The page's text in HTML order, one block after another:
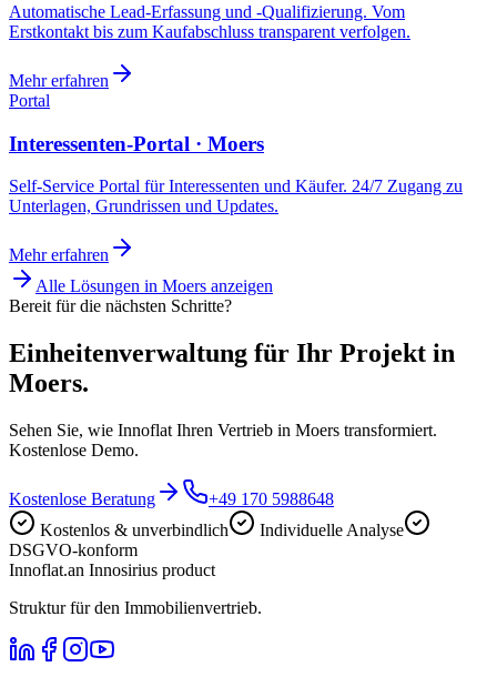
Automatische Lead-Erfassung und -Qualifizierung. Vom
Erstkontakt bis zum Kaufabschluss transparent verfolgen.
Mehr erfahren
Portal
Interessenten-Portal · Moers
Self-Service Portal für Interessenten und Käufer. 24/7 Zugang zu
Unterlagen, Grundrissen und Updates.
Mehr erfahren
Alle Lösungen in Moers anzeigen
Bereit für die nächsten Schritte?
Einheitenverwaltung für Ihr Projekt in
Moers.
Sehen Sie, wie Innoflat Ihren Vertrieb in Moers transformiert.
Kostenlose Demo.
Kostenlose Beratung
+49 170 5988648
Kostenlos & unverbindlich
Individuelle Analyse
DSGVO-konform
Innoflat.an Innosirius product
Struktur für den Immobilienvertrieb.